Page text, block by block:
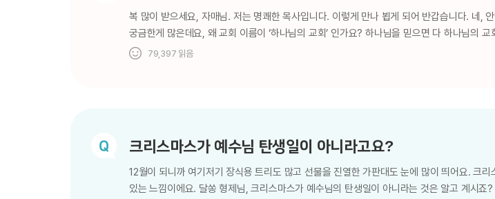
복 많이 받으세요, 자매님. 저는 명쾌한 목사입니다. 이렇게 만나 뵙게 되어 반갑습니다. 네,
궁금한게 많은데요, 왜 교회 이름이 ‘하나님의 교회’ 인가요? 하나님을 믿으면 다 하나님의
자매님, 자매님 주변만 해도 교회들이 참 많잖아요? 그중에는 하나님께서 세우신 교회도 있
79,397 읽음
크리스마스가 예수님 탄생일이 아니라고요?
12월이 되니까 여기저기 장식용 트리도 많고 선물을 진열한 가판대도 눈에 많이 띄어요. 크
있는 느낌이에요. 달쏭 형제님, 크리스마스가 예수님의 탄생일이 아니라는 것은 알고 계시